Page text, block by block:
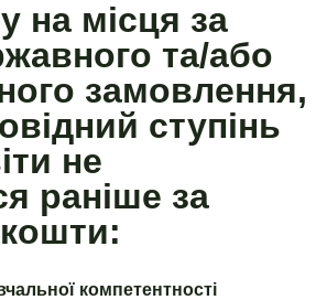
на місця за
та/або
замовлення,
ступінь
не
раніше за
компетентності